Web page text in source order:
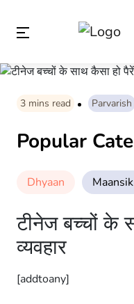
3 mins read Parvarish
Popular
Dhyaan
टीनेज बच्चों के
व्यवहार
[addtoany]